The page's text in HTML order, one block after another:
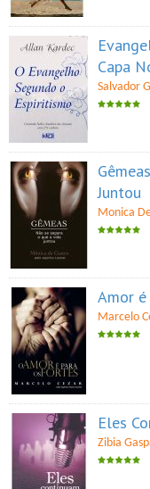
Capa
Salvador
Juntou
Monica
Amor
Marcelo
Eles
Zibia